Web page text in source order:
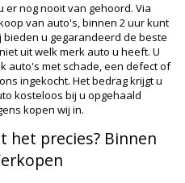
er nog nooit van gehoord. Via
van auto's, binnen 2 uur kunt
u gegarandeerd de beste
uit welk merk auto u heeft. U
auto's met schade, een defect of
ingekocht. Het bedrag krijgt u
kosteloos bij u opgehaald
kopen wij in.
het precies? Binnen